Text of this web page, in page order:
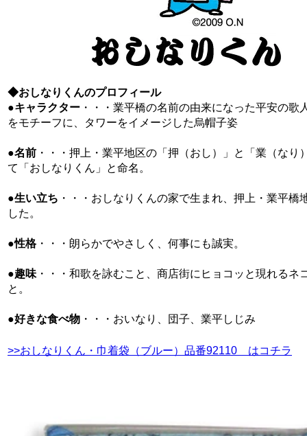
◆おしなりくんのプロフィール
●キャラクター ・・・業平橋の名前の由来になった平安の歌
をモチーフに、タワーをイメージした烏帽子姿
●名前 ・・・押上・業平地区の「押（おし）」と「業（なり
て「おしなりくん」と命名。
●生い立ち ・・・おしなりくんの家で生まれ、押上・業平橋
した。
●性格・・・朗らかでやさしく、何事にも誠実。
●趣味 ・・・和歌を詠むこと、商店街にヒョコッと現れるネ
と。
●好きな食べ物 ・・・おいなり、団子、業平しじみ
>>おしなりくん・巾着袋（ブルー）品番92110 はコチラ